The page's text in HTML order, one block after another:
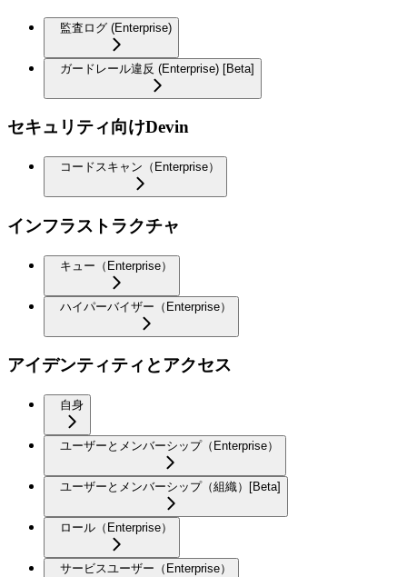
監査ログ (Enterprise)
ガードレール違反 (Enterprise) [Beta]
セキュリティ向けDevin
コードスキャン（Enterprise）
インフラストラクチャ
キュー（Enterprise）
ハイパーバイザー（Enterprise）
アイデンティティとアクセス
自身
ユーザーとメンバーシップ（Enterprise）
ユーザーとメンバーシップ（組織）[Beta]
ロール（Enterprise）
サービスユーザー（Enterprise）